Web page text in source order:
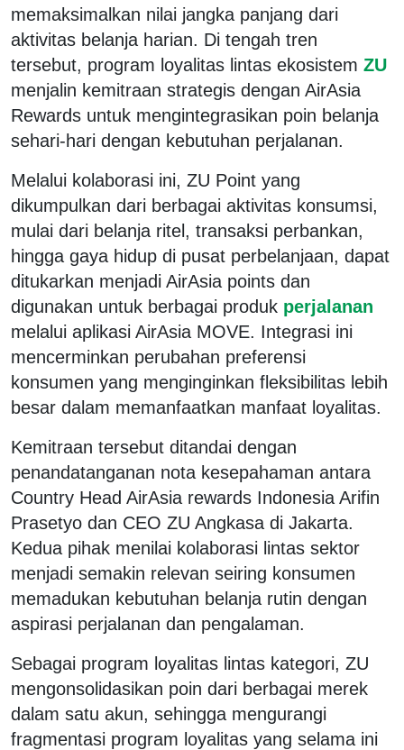
memaksimalkan nilai jangka panjang dari
aktivitas belanja harian. Di tengah tren
tersebut, program loyalitas lintas ekosistem ZU
menjalin kemitraan strategis dengan AirAsia
Rewards untuk mengintegrasikan poin belanja
sehari-hari dengan kebutuhan perjalanan.
Melalui kolaborasi ini, ZU Point yang
dikumpulkan dari berbagai aktivitas konsumsi,
mulai dari belanja ritel, transaksi perbankan,
hingga gaya hidup di pusat perbelanjaan, dapat
ditukarkan menjadi AirAsia points dan
digunakan untuk berbagai produk perjalanan
melalui aplikasi AirAsia MOVE. Integrasi ini
mencerminkan perubahan preferensi
konsumen yang menginginkan fleksibilitas lebih
besar dalam memanfaatkan manfaat loyalitas.
Kemitraan tersebut ditandai dengan
penandatanganan nota kesepahaman antara
Country Head AirAsia rewards Indonesia Arifin
Prasetyo dan CEO ZU Angkasa di Jakarta.
Kedua pihak menilai kolaborasi lintas sektor
menjadi semakin relevan seiring konsumen
memadukan kebutuhan belanja rutin dengan
aspirasi perjalanan dan pengalaman.
Sebagai program loyalitas lintas kategori, ZU
mengonsolidasikan poin dari berbagai merek
dalam satu akun, sehingga mengurangi
fragmentasi program loyalitas yang selama ini